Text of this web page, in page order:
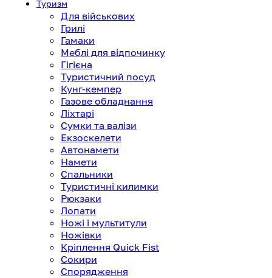
Туризм
Для військових
Грилі
Гамаки
Меблі для відпочинку
Гігієна
Туристичний посуд
Кунг-кемпер
Газове обладнання
Ліхтарі
Сумки та валізи
Екзоскелети
Автонамети
Намети
Спальники
Туристичні килимки
Рюкзаки
Лопати
Ножі і мультитули
Ножівки
Кріплення Quick Fist
Сокири
Спорядження